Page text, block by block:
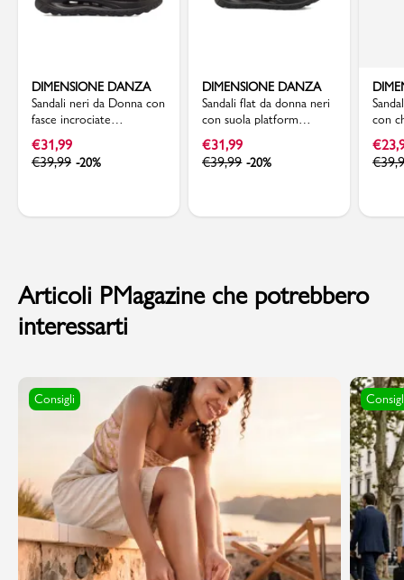
DIMENSIONE DANZA
Sandali neri da Donna con
fasce incrociate
Dimensione Danza
€31,99
€39,99 -20%
DIMENSIONE DANZA
Sandali flat da donna neri
con suola platform
Dimensione Danza
€31,99
€39,99 -20%
con
€
€
Articoli PMagazine che potrebbero
interessarti
Consigli